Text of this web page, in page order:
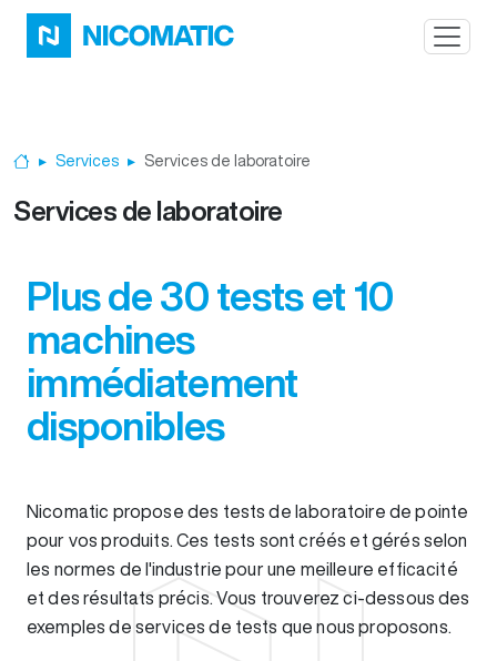
Aller au contenu principal
Accueil
Services Services de laboratoire
Services de laboratoire
Plus de 30 tests et 10
machines
immédiatement
disponibles
Nicomatic propose des tests de laboratoire de pointe
pour vos produits. Ces tests sont créés et gérés selon
les normes de l'industrie pour une meilleure efficacité
et des résultats précis. Vous trouverez ci-dessous des
exemples de services de tests que nous proposons.